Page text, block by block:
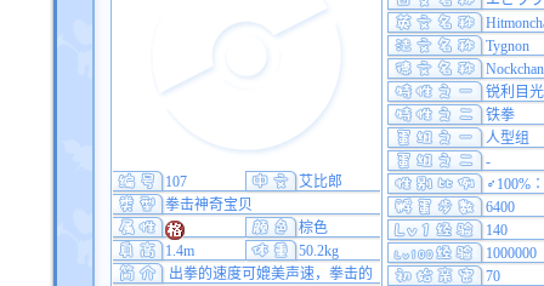
Tygnon
Nockchan
锐利目光
铁拳
人型组
-
6400
140
1000000
70
107
艾比郎
拳击神奇宝贝
棕色
1.4m
50.2kg
出拳的速度可媲美声速，拳击的